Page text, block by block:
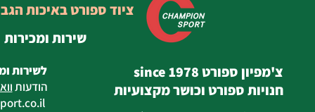
לשירות
הודעות
ilan
צ'מפיון ספורט since 1978
חנויות ספורט וכושר מקצועיות
שירות ומכירות
ציוד ספורט באיכות